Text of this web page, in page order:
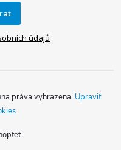
údajů
práva vyhrazena. Upravit